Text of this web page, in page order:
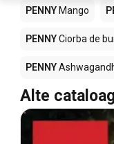
PENNY Mango
PENNYCiorba de
PENNY
Alte